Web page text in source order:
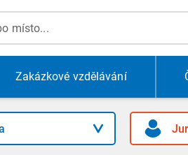
Zakázkové vzdělávání